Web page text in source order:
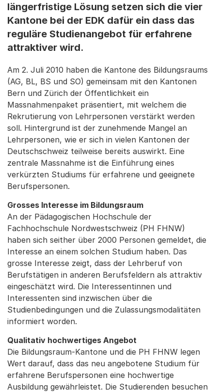
längerfristige Lösung setzen sich die vier
Kantone bei der EDK dafür ein dass das
reguläre Studienangebot für erfahrene
attraktiver wird.
Am 2. Juli 2010 haben die Kantone des Bildungsraums
(AG, BL, BS und SO) gemeinsam mit den Kantonen
Bern und Zürich der Öffentlichkeit ein
Massnahmenpaket präsentiert, mit welchem die
Rekrutierung von Lehrpersonen verstärkt werden
soll. Hintergrund ist der zunehmende Mangel an
Lehrpersonen, wie er sich in vielen Kantonen der
Deutschschweiz teilweise bereits auswirkt. Eine
zentrale Massnahme ist die Einführung eines
verkürzten Studiums für erfahrene und geeignete
Berufspersonen.
Grosses Interesse im Bildungsraum
An der Pädagogischen Hochschule der
Fachhochschule Nordwestschweiz (PH FHNW)
haben sich seither über 2000 Personen gemeldet, die
Interesse an einem solchen Studium haben. Das
grosse Interesse zeigt, dass der Lehrberuf von
Berufstätigen in anderen Berufsfeldern als attraktiv
eingeschätzt wird. Die Interessentinnen und
Interessenten sind inzwischen über die
Studienbedingungen und die Zulassungsmodalitäten
informiert worden.
Qualitativ hochwertiges Angebot
Die Bildungsraum-Kantone und die PH FHNW legen
Wert darauf, dass das neu angebotene Studium für
erfahrene Berufspersonen eine hochwertige
Ausbildung gewährleistet. Die Studierenden besuchen